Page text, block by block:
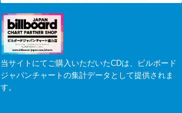
当サイトにてご購入いただいたCDは、ビルボード
ジャパンチャートの集計データとして提供されま
す。